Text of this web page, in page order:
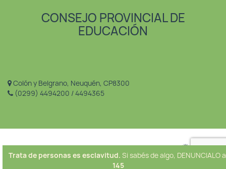
CONSEJO PROVINCIAL DE
EDUCACIÓN
Colón y Belgrano, Neuquén, CP8300
(0299) 4494200 / 4494365
Trata de personas es esclavitud. Si sabés de algo, DENUNCIALO
145